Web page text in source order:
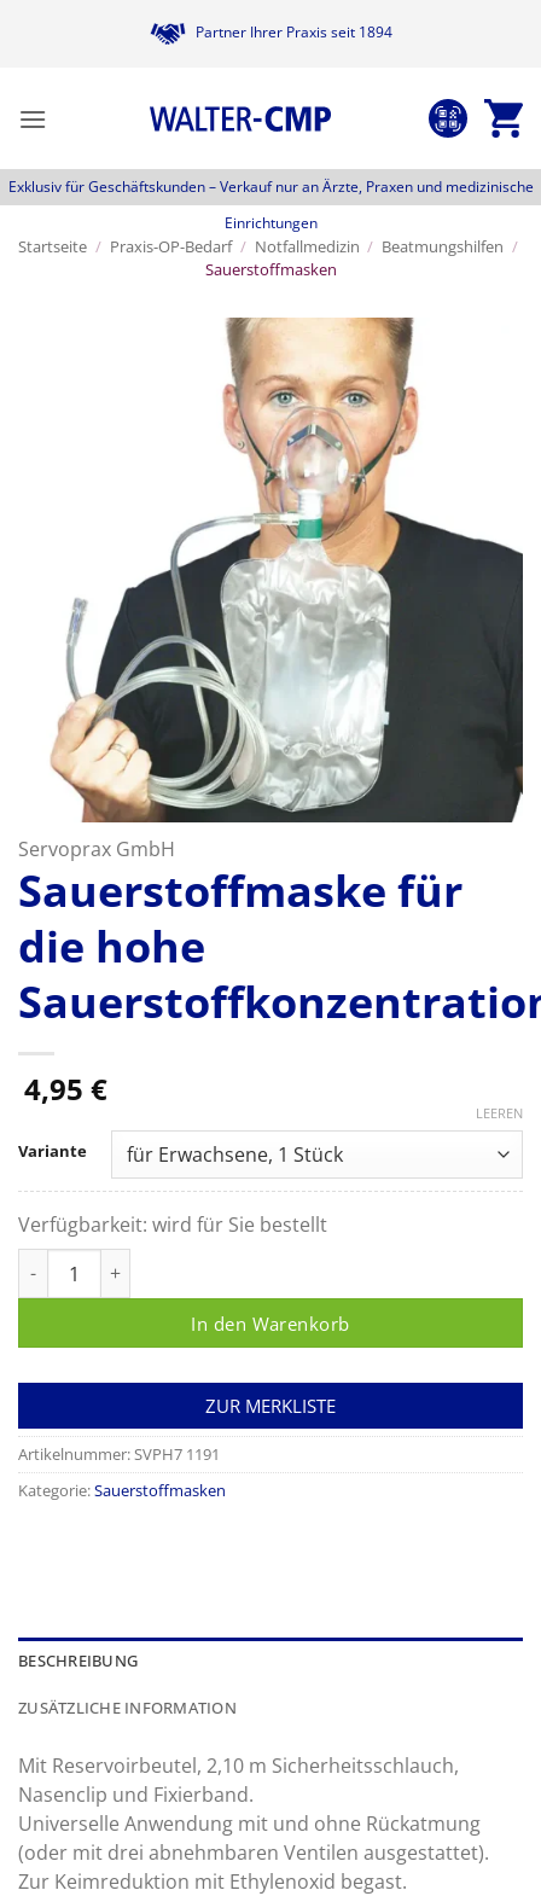
Partner Ihrer Praxis seit 1894
Exklusiv für Geschäftskunden –Verkauf nur an Ärzte, Praxen und medizinische
Einrichtungen
Startseite / Praxis-OP-Bedarf / Notfallmedizin / Beatmungshilfen /
Sauerstoffmasken
Servoprax GmbH
Sauerstoffmaske für
die hohe
4,95 €
Variante
LEEREN
Verfügbarkeit: wird für Sie bestellt
In den Warenkorb
ZUR MERKLISTE
Artikelnummer:SVPH7 1191
Kategorie:Sauerstoffmasken
BESCHREIBUNG
ZUSÄTZLICHE INFORMATION
Mit Reservoirbeutel, 2,10 m Sicherheitsschlauch,
Nasenclip und Fixierband.
Universelle Anwendung mit und ohne Rückatmung
(oder mit drei abnehmbaren Ventilen ausgestattet).
Zur Keimreduktion mit Ethylenoxid begast.